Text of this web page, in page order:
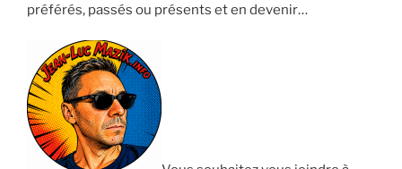
préférés, passés ou présents et en devenir…